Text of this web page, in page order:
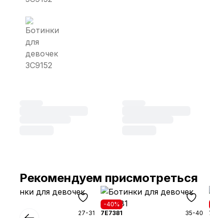
Рекомендуем присмотреться
27-31
-40%
7E7381
35-40